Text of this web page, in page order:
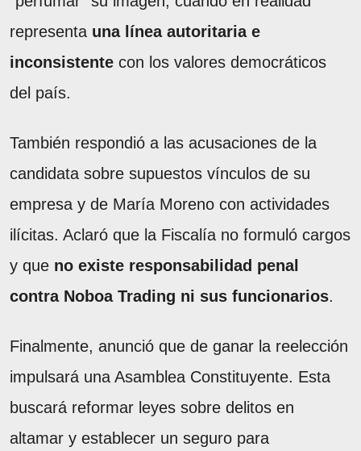
representa una línea autoritaria e
inconsistente con los valores democráticos
del país.
También respondió a las acusaciones de la
candidata sobre supuestos vínculos de su
empresa y de María Moreno con actividades
ilícitas. Aclaró que la Fiscalía no formuló cargos
y que no existe responsabilidad penal
contra Noboa Trading ni sus funcionarios.
Finalmente, anunció que de ganar la reelección
impulsará una Asamblea Constituyente. Esta
buscará reformar leyes sobre delitos en
altamar y establecer un seguro para